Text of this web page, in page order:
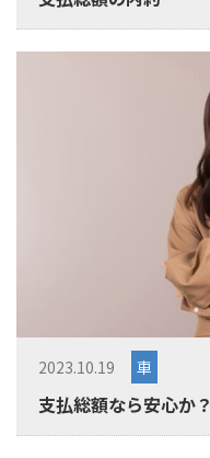
2023.10.19 車
支払総額なら安心か？